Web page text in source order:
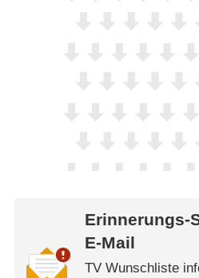
Erinnerungs-
E-Mail
TV Wunschliste